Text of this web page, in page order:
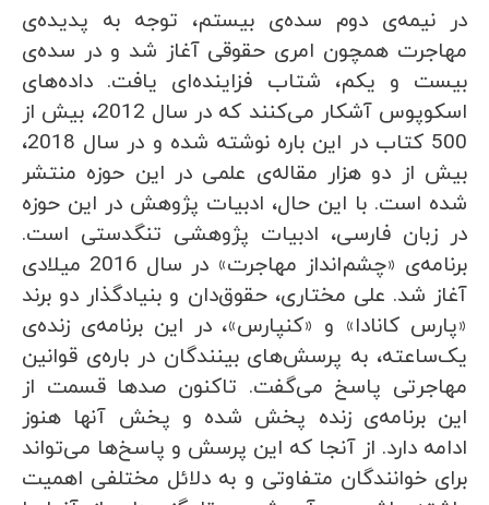
در نیمه‌ی دوم سده‌ی بیستم، توجه به پدیده‌ی
مهاجرت همچون امری حقوقی آغاز شد و در سده‌ی
بیست و یکم، شتاب فزاینده‌ای یافت. داده‌های
اسکوپوس آشکار می‌کنند که در سال 2012، بیش از
500 کتاب در این باره نوشته شده و در سال 2018،
بیش از دو هزار مقاله‌ی علمی در این حوزه منتشر
شده است. با این حال، ادبیات پژوهش در این حوزه
در زبان فارسی، ادبیات پژوهشی تنگدستی است.
برنامه‌ی «چشم‌انداز مهاجرت» در سال 2016 میلادی
آغاز شد. علی مختاری، حقوق‌دان و بنیادگذار دو برند
«پارس کانادا» و «کنپارس»، در این برنامه‌ی زنده‌ی
یک‌ساعته، به پرسش‌های بینندگان در باره‌ی قوانین
مهاجرتی پاسخ می‌گفت. تاکنون صدها قسمت از
این برنامه‌ی زنده پخش شده و پخش آنها هنوز
ادامه دارد. از آنجا که این پرسش و پاسخ‌ها می‌تواند
برای خوانندگان متفاوتی و به دلائل مختلفی اهمیت